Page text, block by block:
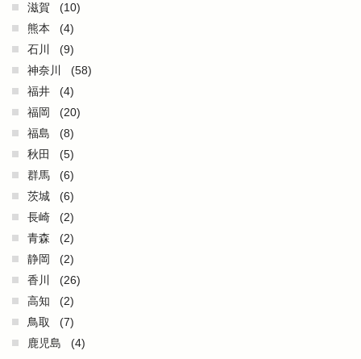
滋賀
(10)
熊本
(4)
石川
(9)
神奈川
(58)
福井
(4)
福岡
(20)
福島
(8)
秋田
(5)
群馬
(6)
茨城
(6)
長崎
(2)
青森
(2)
静岡
(2)
香川
(26)
高知
(2)
鳥取
(7)
鹿児島
(4)